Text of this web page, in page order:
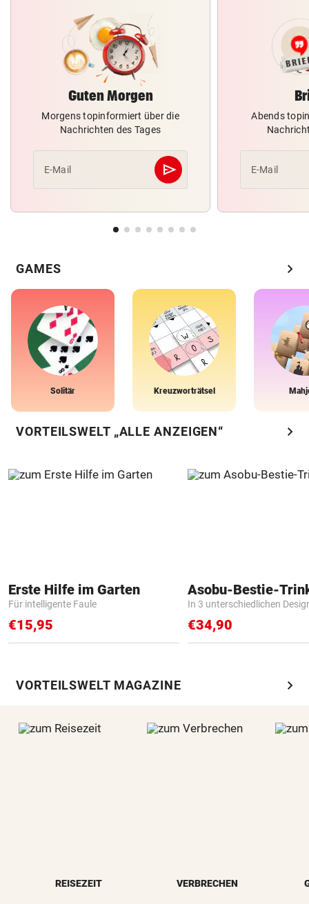
Guten Morgen
Morgens topinformiert über die
Nachrichten des Tages
E-Mail send
Abschicken
Abends
E-Mail
GAMES chevron_right
Solitär Kreuzworträtsel
VORTEILSWELT „ALLE ANZEIGEN“ chevron_right
Erste Hilfe im Garten
Für intelligente Faule
€15,95
Asobu-Bestie-
In 3 unterschiedlichen
€34,90
VORTEILSWELT MAGAZINE chevron_right
REISEZEIT VERBRECHEN